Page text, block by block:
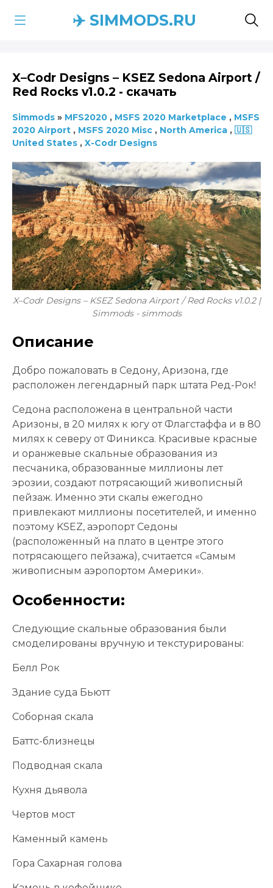
✈️ SIMMODS.RU
X–Codr Designs – KSEZ Sedona Airport /
Red Rocks v1.0.2 - скачать
Simmods » MFS2020 , MSFS 2020 Marketplace , MSFS
2020 Airport , MSFS 2020 Misc , North America , 🇺🇸
United States , X-Codr Designs
X–Codr Designs – KSEZ Sedona Airport / Red Rocks v1.0.2 |
Simmods - simmods
Описание
Добро пожаловать в Седону, Аризона, где
расположен легендарный парк штата Ред-Рок!
Седона расположена в центральной части
Аризоны, в 20 милях к югу от Флагстаффа и в 80
милях к северу от Финикса. Красивые красные
и оранжевые скальные образования из
песчаника, образованные миллионы лет
эрозии, создают потрясающий живописный
пейзаж. Именно эти скалы ежегодно
привлекают миллионы посетителей, и именно
поэтому KSEZ, аэропорт Седоны
(расположенный на плато в центре этого
потрясающего пейзажа), считается «Самым
живописным аэропортом Америки».
Особенности:
Следующие скальные образования были
смоделированы вручную и текстурированы:
Белл Рок
Здание суда Бьютт
Соборная скала
Баттс-близнецы
Подводная скала
Кухня дьявола
Чертов мост
Каменный камень
Гора Сахарная голова